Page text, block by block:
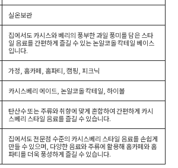
실온보관
집에서도 카시스와 베리의 풍부한 과일 풍미를 담은 스타
일 음료를 간편하게 즐길 수 있는 논알코올 칵테일 베이스
입니다.
가정, 홈카페, 홈파티, 캠핑, 피크닉
카시스베리 에이드, 논알코올 칵테일, 하이볼
탄산수 또는 주류와 취향에 맞게 혼합하여 간편하게 카시
스베리 스타일 음료를 즐길 수 있습니다.
집에서도 전문점 수준의 카시스베리 스타일 음료를 손쉽게
만들 수 있으며, 다양한 음료와 주류에 활용해 홈카페와 홈
파티를 더욱 풍성하게 즐길 수 있습니다.